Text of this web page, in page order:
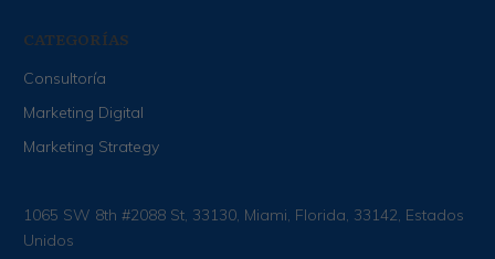
CATEGORÍAS
Consultoría
Marketing Digital
Marketing Strategy
1065 SW 8th #2088 St, 33130, Miami, Florida, 33142, Estados
Unidos